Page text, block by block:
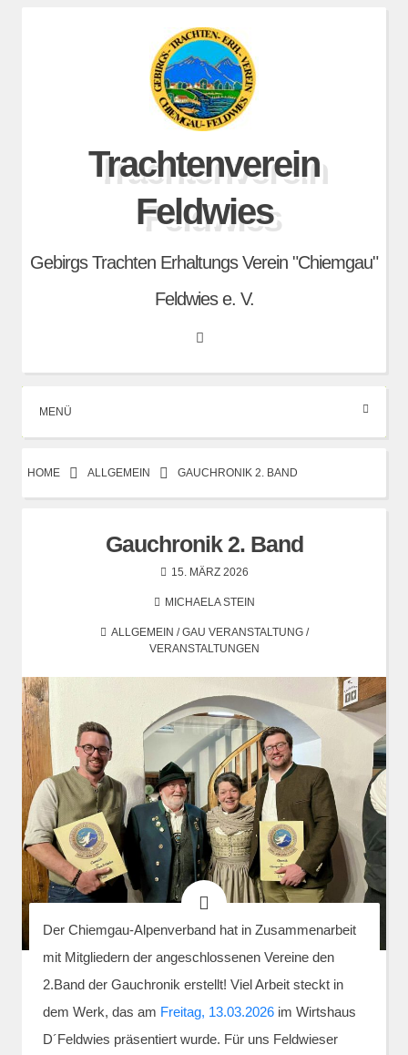
Trachtenverein
Feldwies
Gebirgs Trachten Erhaltungs Verein "Chiemgau"
Feldwies e. V.
Search
MENÜ
HOME ALLGEMEIN GAUCHRONIK 2. BAND
Gauchronik 2. Band
15. MÄRZ 2026
MICHAELA STEIN
ALLGEMEIN /GAU VERANSTALTUNG/
VERANSTALTUNGEN
Der Chiemgau-Alpenverband hat in Zusammenarbeit
mit Mitgliedern der angeschlossenen Vereine den
2.Band der Gauchronik erstellt! Viel Arbeit steckt in
dem Werk, das am Freitag, 13.03.2026im Wirtshaus
D´Feldwies präsentiert wurde. Für uns Feldwieser